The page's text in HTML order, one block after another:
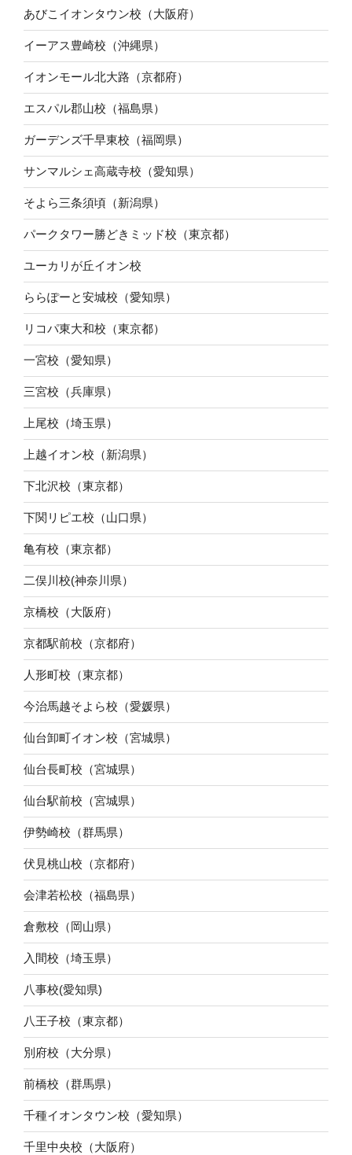
あびこイオンタウン校（大阪府）
イーアス豊崎校（沖縄県）
イオンモール北大路（京都府）
エスパル郡山校（福島県）
ガーデンズ千早東校（福岡県）
サンマルシェ高蔵寺校（愛知県）
そよら三条須頃（新潟県）
パークタワー勝どきミッド校（東京都）
ユーカリが丘イオン校
ららぽーと安城校（愛知県）
リコパ東大和校（東京都）
一宮校（愛知県）
三宮校（兵庫県）
上尾校（埼玉県）
上越イオン校（新潟県）
下北沢校（東京都）
下関リピエ校（山口県）
亀有校（東京都）
二俣川校(神奈川県）
京橋校（大阪府）
京都駅前校（京都府）
人形町校（東京都）
今治馬越そよら校（愛媛県）
仙台卸町イオン校（宮城県）
仙台長町校（宮城県）
仙台駅前校（宮城県）
伊勢崎校（群馬県）
伏見桃山校（京都府）
会津若松校（福島県）
倉敷校（岡山県）
入間校（埼玉県）
八事校(愛知県)
八王子校（東京都）
別府校（大分県）
前橋校（群馬県）
千種イオンタウン校（愛知県）
千里中央校（大阪府）